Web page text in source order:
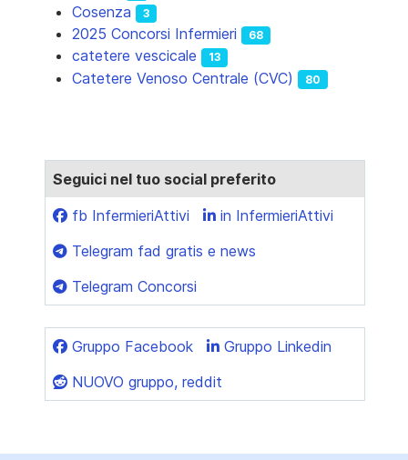
Cosenza 3
2025 Concorsi Infermieri 68
catetere vescicale 13
Catetere Venoso Centrale (CVC) 80
Seguici nel tuo social preferito
fb InfermieriAttivi
in InfermieriAttivi
Telegram fad gratis e news
Telegram Concorsi
Gruppo Facebook
Gruppo Linkedin
NUOVO gruppo, reddit